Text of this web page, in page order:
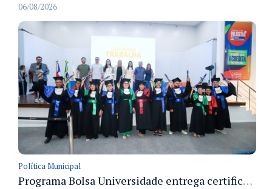
06/08/2026
Política Municipal
Programa Bolsa Universidade entrega certificados a formandos em Manaus na sede do Executivo municipal